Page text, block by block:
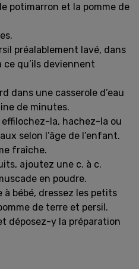
potimarron et la pomme de
préalablement lavé, dans
ce qu’ils deviennent
dans une casserole d’eau
de minutes.
la, hachez-la ou
selon l’âge de l’enfant.
fraîche.
ajoutez une c. à c.
en poudre.
bébé, dressez les petits
de terre et persil.
déposez-y la préparation